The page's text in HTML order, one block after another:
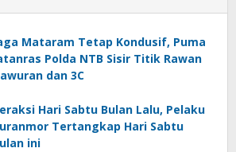
Mataram Tetap Kondusif, Puma
Polda NTB Sisir Titik Rawan
dan 3C
Hari Sabtu Bulan Lalu, Pelaku
Tertangkap Hari Sabtu
ini